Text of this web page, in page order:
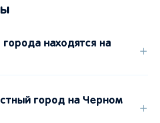
находятся на
город на Черном